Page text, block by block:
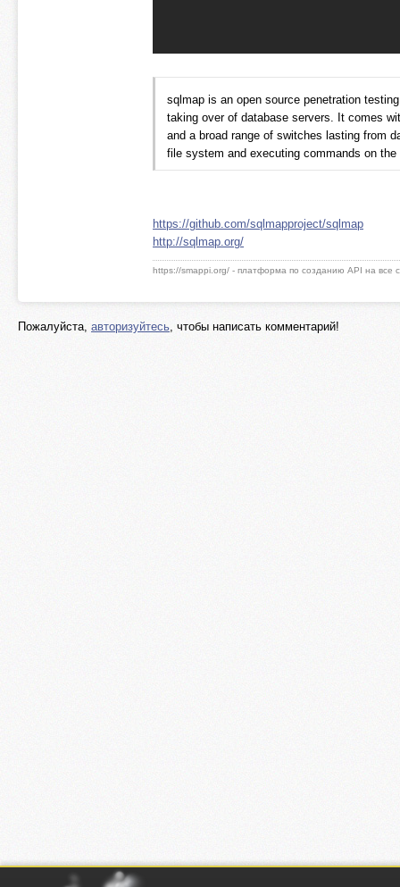
sqlmap is an open source penetration
taking over of database servers. It comes
and a broad range of switches lasting from
file system and executing commands on
https://github.com/sqlmapproject/sqlmap
http://sqlmap.org/
https://smappi.org/ - платформа по созданию API на все
Пожалуйста, авторизуйтесь, чтобы написать комментарий!